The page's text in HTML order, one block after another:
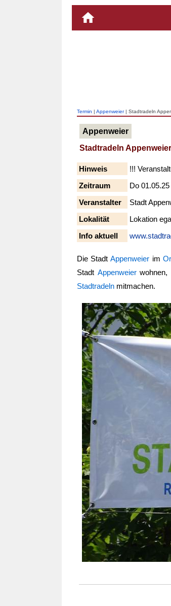
Termin | Appenweier| Stadtradeln
Appenweier
Stadtradeln
Hinweis
!!!
Zeitraum
Do
Veranstalter
Stadt
Lokalität
Lokation
Info aktuell
Die StadtAppenweier im
Stadt Appenweierwohnen,
Stadtradeln mitmachen.